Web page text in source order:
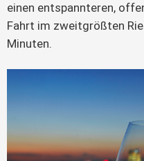
einen entspannteren,
Fahrt im zweitgrößten
Minuten.